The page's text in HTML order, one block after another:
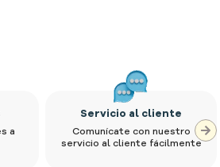
a
Servicio al cliente
Comunícate con nuestro
servicio al cliente fácilmente